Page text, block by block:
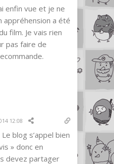
enfin vue et je ne
appréhension a été
film. Je vais rien
pas faire de
12:08
blog s’appel bien
» donc en
devez partager